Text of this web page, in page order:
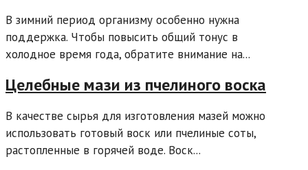
В зимний период организму особенно нужна
поддержка. Чтобы повысить общий тонус в
холодное время года, обратите внимание на...
Целебные мази из пчелиного воска
В качестве сырья для изготовления мазей можно
использовать готовый воск или пчелиные соты,
растопленные в горячей воде. Воск...